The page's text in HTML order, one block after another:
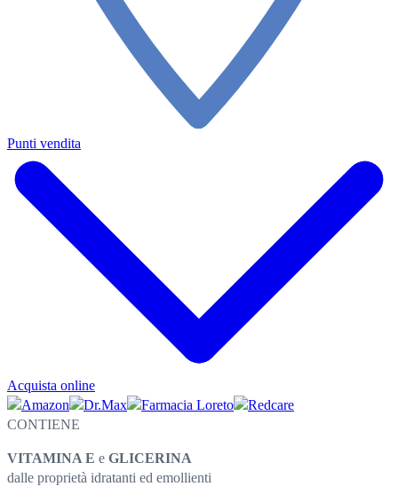
Punti vendita
Acquista online
CONTIENE
VITAMINA E e GLICERINA
dalle proprietà idratanti ed emollienti